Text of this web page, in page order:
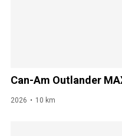
Can-Am Outlander
2026 10 km